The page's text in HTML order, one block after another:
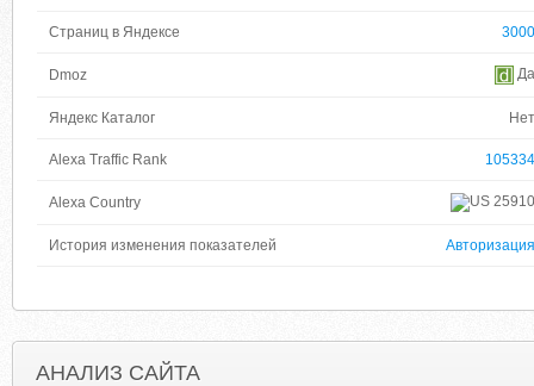
Страниц в Яндексе 3000
Dmoz Да
Яндекс Каталог Нет
Alexa Traffic Rank 105334
Alexa Country 25910
История изменения показателей Авторизация
АНАЛИЗ САЙТА